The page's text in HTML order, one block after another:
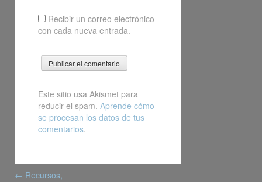
Recibir un correo electrónico
con cada nueva entrada.
Este sitio usa Akismet para
reducir el spam. Aprende cómo
se procesan los datos de tus
comentarios.
navigation
← Recursos,